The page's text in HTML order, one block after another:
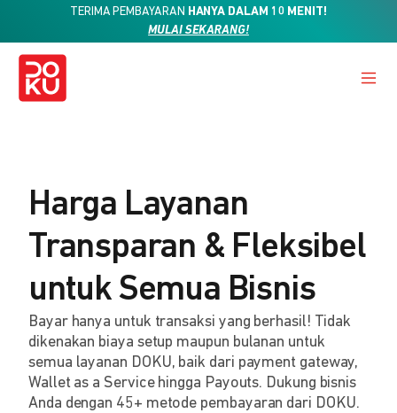
TERIMA PEMBAYARAN HANYA DALAM 10 MENIT!
MULAI SEKARANG!
Harga Layanan
Transparan & Fleksibel
untuk Semua Bisnis
Bayar hanya untuk transaksi yang berhasil! Tidak
dikenakan biaya setup maupun bulanan untuk
semua layanan DOKU, baik dari payment gateway,
Wallet as a Service hingga Payouts. Dukung bisnis
Anda dengan 45+ metode pembayaran dari DOKU.